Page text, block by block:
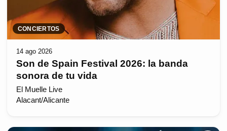
CONCIERTOS
14 ago 2026
Son de Spain Festival 2026: la banda
sonora de tu vida
El Muelle Live
Alacant/Alicante